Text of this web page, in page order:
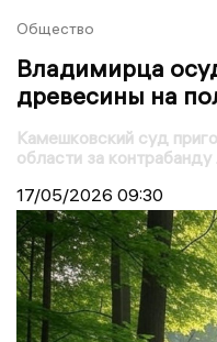
Общество
Владимирца
древесины на
Камешковский суд
области за контрабанду
17/05/2026 09:30